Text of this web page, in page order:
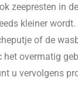
zeepresten in
kleiner
of de
overmatig
u vervolgens